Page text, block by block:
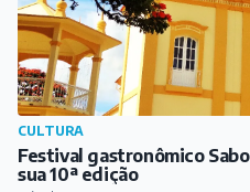
CULTURA
Festival gastronômico
sua 10ª edição